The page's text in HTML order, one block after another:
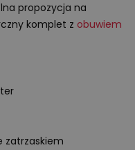
propozycja na
komplet z obuwiem
zatrzaskiem